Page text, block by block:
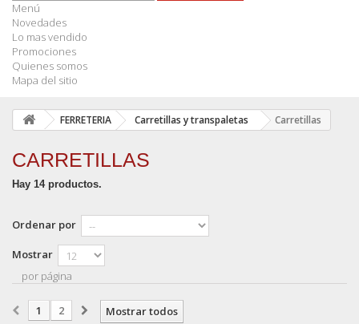
Menú
Novedades
Lo mas vendido
Promociones
Quienes somos
Mapa del sitio
FERRETERIA Carretillas y transpaletas Carretillas
CARRETILLAS
Hay 14 productos.
Ordenar por
Mostrar
por página
Mostrar todos
1 2